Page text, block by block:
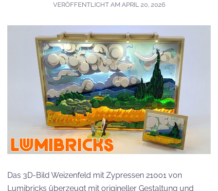
VERÖFFENTLICHT AM APRIL 20, 2026
Das 3D-Bild Weizenfeld mit Zypressen 21001 von
Lumibricks überzeugt mit origineller Gestaltung und